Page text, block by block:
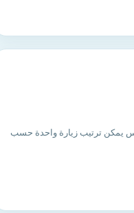
يمكن ترتيب زيارة واحدة حسب